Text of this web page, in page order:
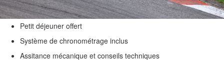
Petit déjeuner offert
Système de chronométrage inclus
Assitance mécanique et conseils techniques